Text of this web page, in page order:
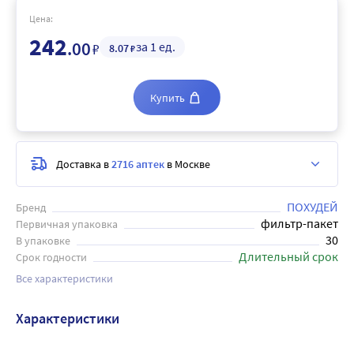
Бренд ПОХУДЕЙ
Первичная упаковка фильтр-пакет
В упаковке 30
Срок годности Длительный срок
Все характеристики
Цена:
242.00₽ 8.07₽за 1 ед.
Купить
Доставка в2716 аптек в Москве
Характеристики